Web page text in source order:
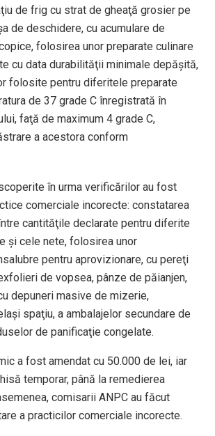
de frig cu strat de gheaţă grosier pe
de deschidere, cu acumulare de
folosirea unor preparate culinare
cu data durabilităţii minimale depăşită,
folosite pentru diferitele preparate
de 37 grade C înregistrată în
faţă de maximum 4 grade C,
a acestora conform
în urma verificărilor au fost
comerciale incorecte: constatarea
cantităţile declarate pentru diferite
şi cele nete, folosirea unor
pentru aprovizionare, cu pereţi
de vopsea, pânze de păianjen,
depuneri masive de mizerie,
spaţiu, a ambalajelor secundare de
de panificaţie congelate.
a fost amendat cu 50.000 de lei, iar
temporar, până la remedierea
comisarii ANPC au făcut
a practicilor comerciale incorecte.